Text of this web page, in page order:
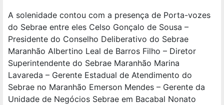
A solenidade contou com a presença de Porta-vozes
do Sebrae entre eles Celso Gonçalo de Sousa –
Presidente do Conselho Deliberativo do Sebrae
Maranhão Albertino Leal de Barros Filho – Diretor
Superintendente do Sebrae Maranhão Marina
Lavareda – Gerente Estadual de Atendimento do
Sebrae no Maranhão Emerson Mendes – Gerente da
Unidade de Negócios Sebrae em Bacabal Nonato